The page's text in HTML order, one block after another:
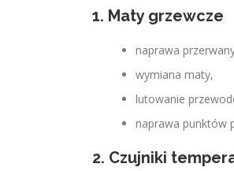
1. Maty grzewcze
naprawa
wymiana maty,
lutowanie
naprawa punktów
2. Czujniki